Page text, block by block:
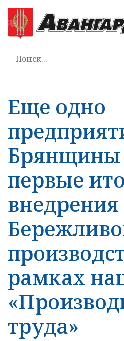
Еще одно
Брянщины
первые
внедрения
рамках
труда»